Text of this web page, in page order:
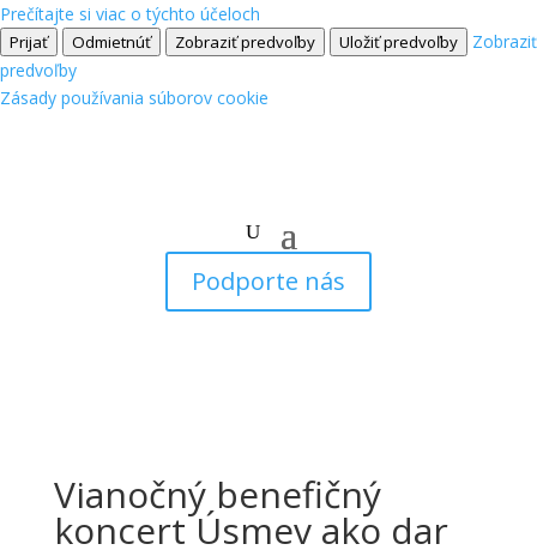
Prečítajte si viac o týchto účeloch
Prijať Odmietnúť Zobraziť predvoľby Uložiť predvoľby
Zobraziť
predvoľby
Zásady používania súborov cookie
Podporte nás
Vianočný benefičný
koncert Úsmev ako dar